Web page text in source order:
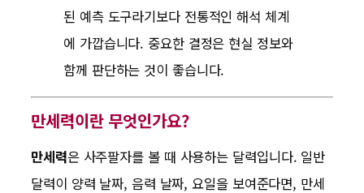
된 예측 도구라기보다 전통적인 해석 체계
에 가깝습니다. 중요한 결정은 현실 정보와
함께 판단하는 것이 좋습니다.
만세력이란 무엇인가요?
만세력은 사주팔자를 볼 때 사용하는 달력입니다. 일반
달력이 양력 날짜, 음력 날짜, 요일을 보여준다면, 만세